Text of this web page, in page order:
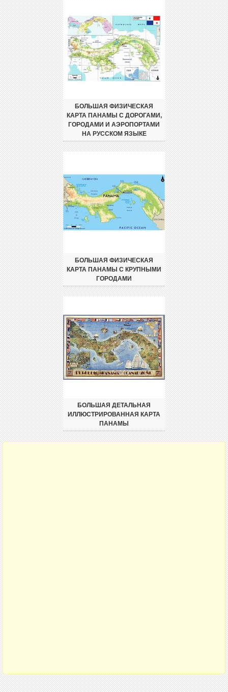
БОЛЬШАЯ ФИЗИЧЕСКАЯ
КАРТА ПАНАМЫ С ДОРОГАМИ,
ГОРОДАМИ И АЭРОПОРТАМИ
НА РУССКОМ ЯЗЫКЕ
БОЛЬШАЯ ФИЗИЧЕСКАЯ
КАРТА ПАНАМЫ С КРУПНЫМИ
ГОРОДАМИ
БОЛЬШАЯ ДЕТАЛЬНАЯ
ИЛЛЮСТРИРОВАННАЯ КАРТА
ПАНАМЫ